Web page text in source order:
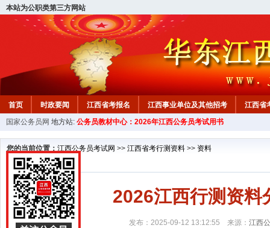
本站为公职类第三方网站
首页 时政要闻 江西省考报名 江西事业单位及其他招考 江西省
教材中心
国家公务员网 地方站: 公务员教材中心：2026年江西公务员考试用书
您的当前位置： 江西公务员考试网 >> 江西省考行测资料 >> 资料
2026江西行测资料
发布：2025-09-12 13:12:55 来源： 江西